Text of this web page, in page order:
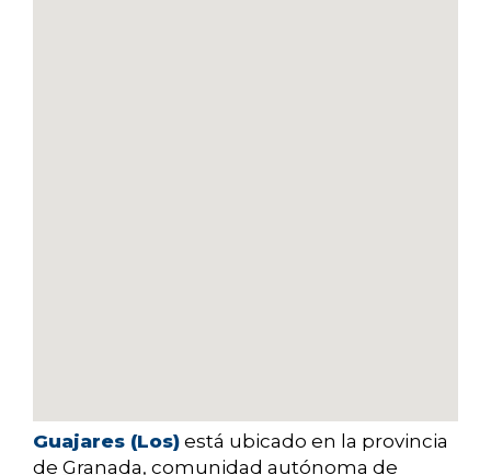
Guajares (Los) está ubicado en la provincia
de Granada, comunidad autónoma de